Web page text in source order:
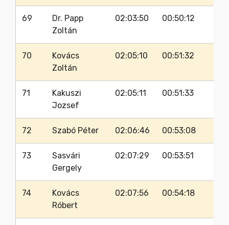
69
Dr. Papp
Zoltán
02:03:50 00:50:12
70
Kovács
Zoltán
02:05:10 00:51:32
71
Kakuszi
Jozsef
02:05:11 00:51:33
72 Szabó Péter 02:06:46 00:53:08
73
Sasvári
Gergely
02:07:29 00:53:51
74
Kovács
Róbert
02:07:56 00:54:18